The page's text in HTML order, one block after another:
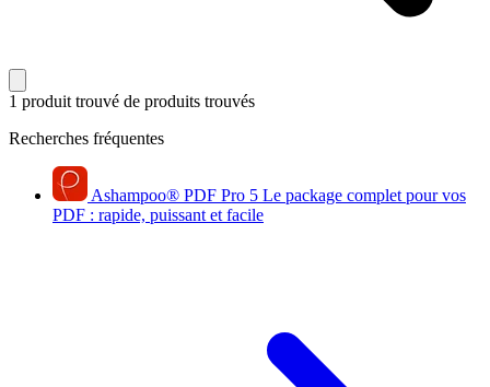
1 produit trouvé de produits trouvés
Recherches fréquentes
Ashampoo® PDF Pro 5 Le package complet pour vos
PDF : rapide, puissant et facile